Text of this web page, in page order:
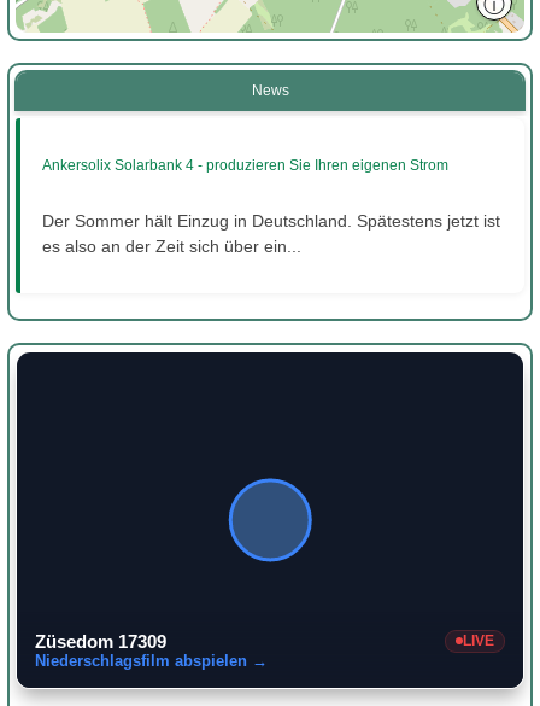
News
Ankersolix Solarbank 4 - produzieren Sie Ihren eigenen Strom
Der Sommer hält Einzug in Deutschland. Spätestens jetzt ist
es also an der Zeit sich über ein...
Züsedom 17309 LIVE
Niederschlagsfilm abspielen →